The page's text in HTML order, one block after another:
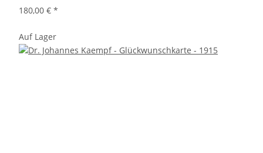
180,00 € *
Auf Lager